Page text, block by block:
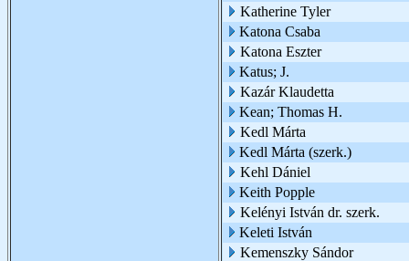
Katherine Tyler
Katona Csaba
Katona Eszter
Katus; J.
Kazár Klaudetta
Kean; Thomas H.
Kedl Márta
Kedl Márta (szerk.)
Kehl Dániel
Keith Popple
Kelényi István dr. szerk.
Keleti István
Kemenszky Sándor